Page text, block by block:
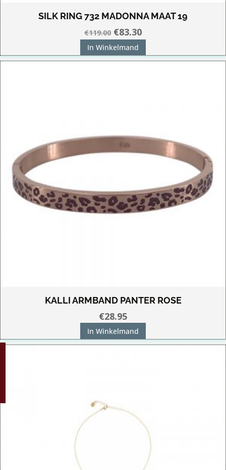
SILK RING 732 MADONNA MAAT 19
€119.00 Oorspronkelijke
prijs
was:
€83.30Huidige
is:
In Winkelmand
KALLI ARMBAND PANTER ROSE
€28.95
In Winkelmand